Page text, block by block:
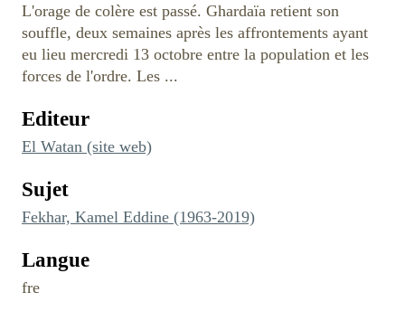
L'orage de colère est passé. Ghardaïa retient son
souffle, deux semaines après les affrontements ayant
eu lieu mercredi 13 octobre entre la population et les
forces de l'ordre. Les ...
Editeur
El Watan (site web)
Sujet
Fekhar, Kamel Eddine (1963-2019)
Langue
fre